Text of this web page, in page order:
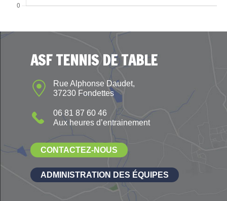
ASF TENNIS DE TABLE
Rue Alphonse Daudet,
37230 Fondettes
06 81 87 60 46
Aux heures d’entrainement
CONTACTEZ-NOUS
ADMINISTRATION DES ÉQUIPES